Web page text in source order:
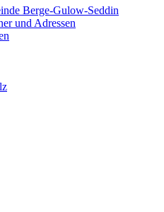
Berge-Gulow-Seddin
und Adressen